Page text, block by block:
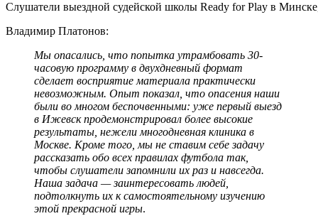
Слушатели выездной судейской школы Ready for Play в
Владимир Платонов:
Мы опасались, что попытка утрамбовать 30-
часовую программу в двухдневный формат
сделает восприятие материала практически
невозможным. Опыт показал, что опасения наши
были во многом беспочвенными: уже первый выезд
в Ижевск продемонстрировал более высокие
результаты, нежели многодневная клиника в
Москве. Кроме того, мы не ставим себе задачу
рассказать обо всех правилах футбола так,
чтобы слушатели запомнили их раз и навсегда.
Наша задача — заинтересовать людей,
подтолкнуть их к самостоятельному изучению
этой прекрасной игры.